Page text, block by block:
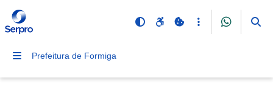
Prefeitura de Formiga